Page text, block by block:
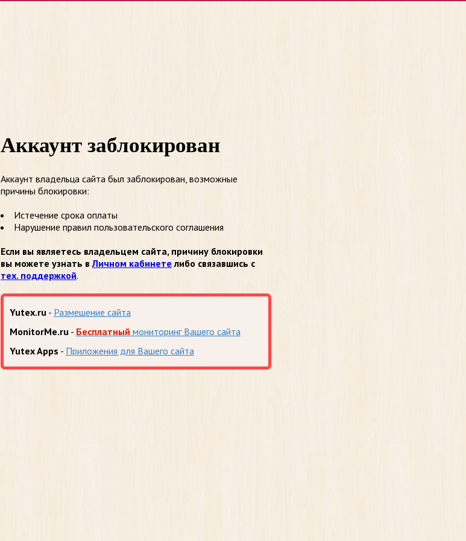
Аккаунт заблокирован
Аккаунт владельца сайта был заблокирован, возможные
причины блокировки:
Истечение срока оплаты
Нарушение правил пользовательского соглашения
Если вы являетесь владельцем сайта, причину блокировки
вы можете узнать вЛичном кабинете либо связавшись с
тех. поддержкой.
Yutex.ru - Размешение сайта
MonitorMe.ru - Бесплатный мониторинг Вашего сайта
Yutex Apps - Приложения для Вашего сайта